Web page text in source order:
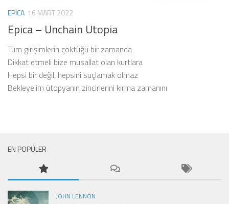
EPICA 16 MART 2022
Epica – Unchain Utopia
Tüm girişimlerin çöktüğü bir zamanda
Dikkat etmeli bize musallat olan kurtlara
Hepsi bir değil, hepsini suçlamak olmaz
Bekleyelim ütopyanın zincirlerini kırma zamanını
EN POPÜLER
JOHN LENNON